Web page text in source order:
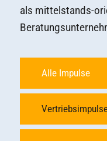
als mittelstands-
Alle Impulse